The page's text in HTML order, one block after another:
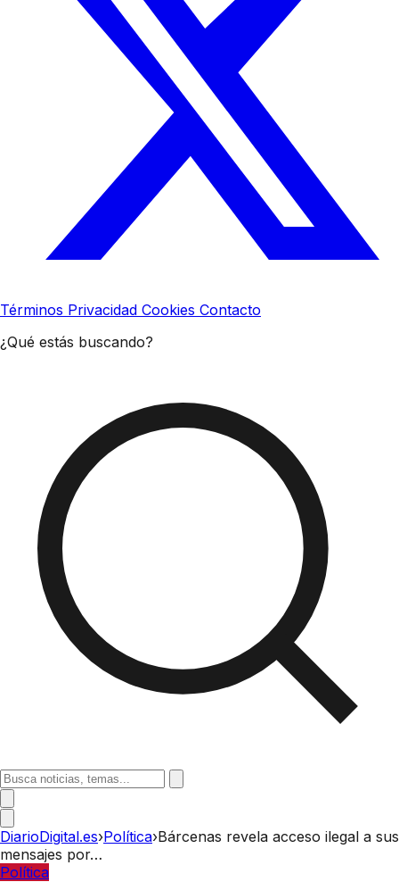
Términos Privacidad Cookies Contacto
¿Qué estás buscando?
DiarioDigital.es›Política›Bárcenas revela acceso ilegal a sus
mensajes por…
Política